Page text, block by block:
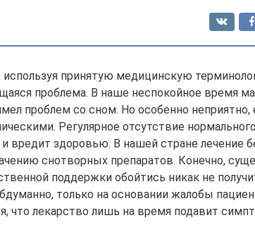
используя принятую медицинскую
проблема. В наше неспокойное время
проблем со сном. Но особенно неприятно,
Регулярное отсутствие
вредит здоровью. В нашей стране лечение
снотворных препаратов. Конечно,
поддержки обойтись никак не
только на основании жалобы
что лекарство лишь на время подавит